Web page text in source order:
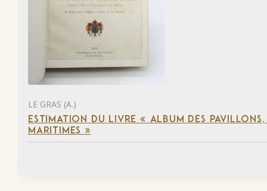
LE GRAS (A.)
ESTIMATION DU LIVRE « ALBUM DES
MARITIMES »